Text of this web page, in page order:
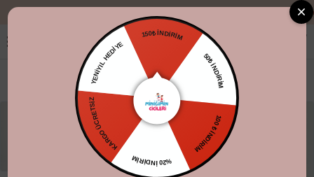
"Aynı gün
150₺ İNDİRİM
50₺ İNDİRİM
100 ₺ İNDİRİM
%20 İNDİRİM
KARGO ÜCRETSİZ
YENİYIL HEDİYE